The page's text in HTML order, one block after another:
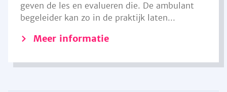
geven de les en evalueren die. De ambulant
begeleider kan zo in de praktijk laten...
Meer informatie